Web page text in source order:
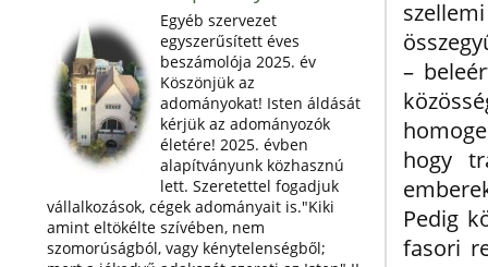
Egyéb szervezet
egyszerűsített éves
beszámolója 2025. év
Köszönjük az
adományokat! Isten áldását
kérjük az adományozók
életére! 2025. évben
alapítványunk közhasznú
lett. Szeretettel fogadjuk
vállalkozások, cégek adományait is."Kiki
amint eltökélte szívében, nem
szomorúságból, vagy kénytelenségből;
–
hogy
Pedig
fasori